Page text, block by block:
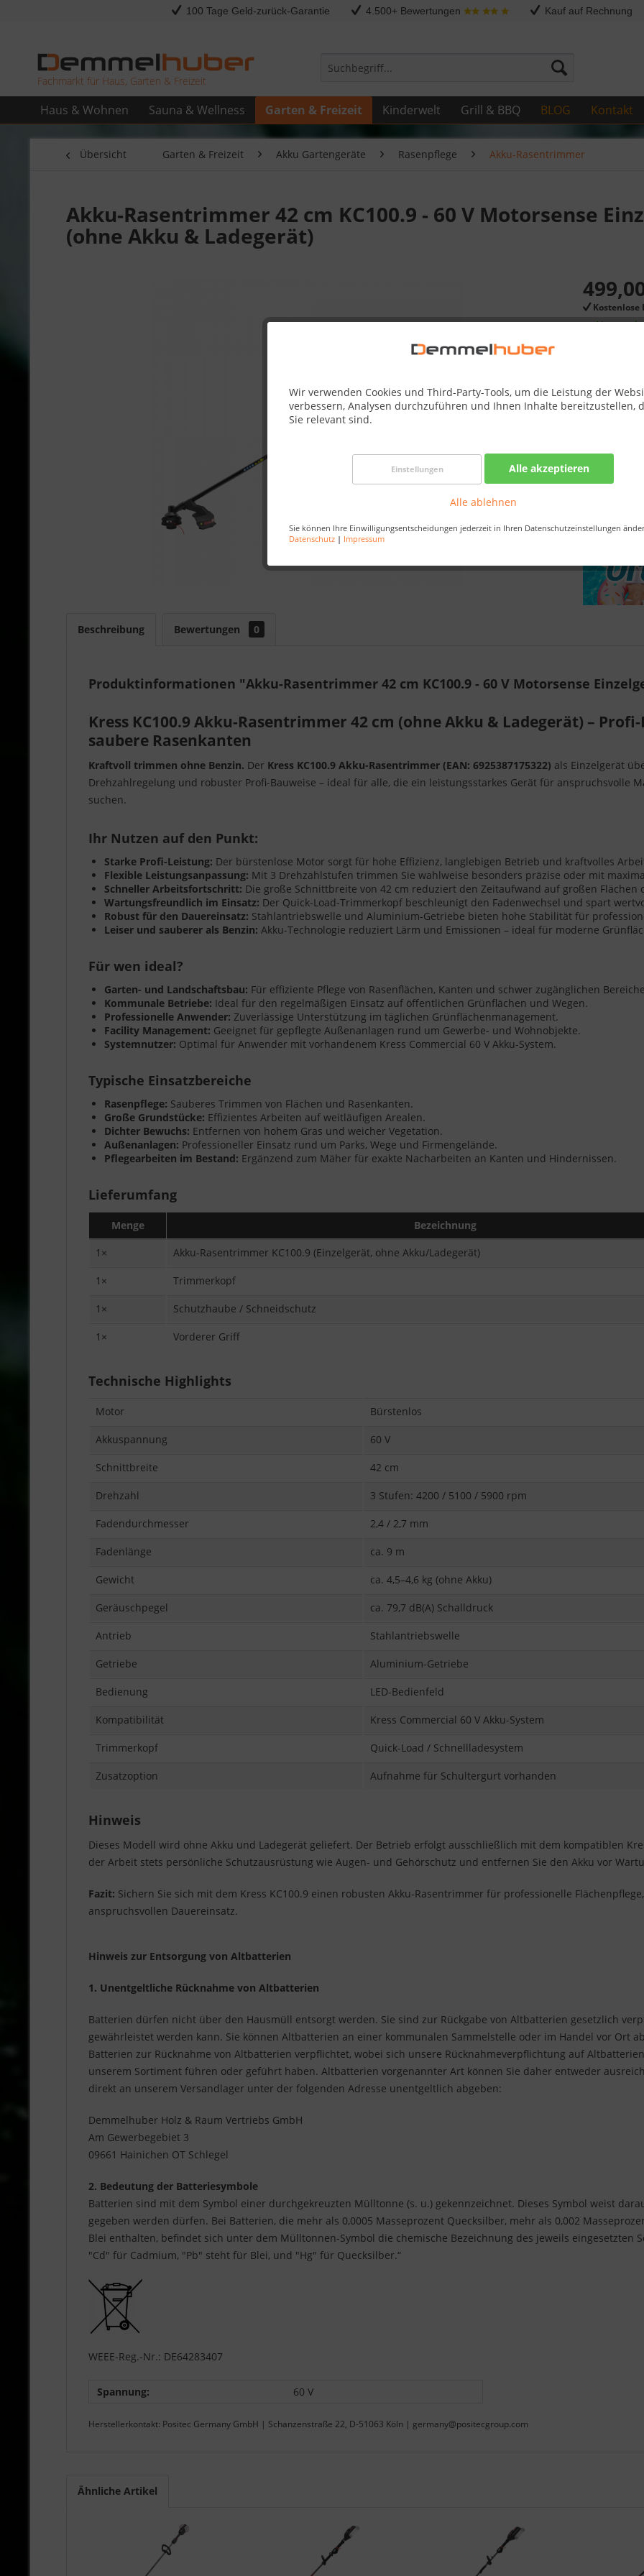
100 Tage Geld-zurück-Garantie 4.500+ Bewertungen Kauf auf Rechnung
Fachmarkt für Haus, Garten & Freizeit
Haus & Wohnen Sauna & Wellness Garten & Freizeit Kinderwelt Grill & BBQ BLOG Kontakt
Wir verwenden Cookies und Third-Party-Tools, um die Leistung der
verbessern, Analysen durchzuführen und Ihnen Inhalte bereitzustellen,
Sie relevant sind.
Einstellungen Alle akzeptieren
Alle ablehnen
Sie können Ihre Einwilligungsentscheidungen jederzeit in Ihren Datenschutzeinstellungen
Datenschutz | Impressum
Übersicht Garten & Freizeit Akku Gartengeräte Rasenpflege Akku-Rasentrimmer
Akku-Rasentrimmer 42 cm KC100.9 - 60 V Motorsense
(ohne Akku & Ladegerät)
Kostenlose
Nur noch
Bestellung
Beschreibung Bewertungen 0
Produktinformationen "Akku-Rasentrimmer 42 cm KC100.9 - 60 V Motorsense
Kress KC100.9 Akku-Rasentrimmer 42 cm (ohne Akku & Ladegerät) –
saubere Rasenkanten
Kraftvoll trimmen ohne Benzin. Der Kress KC100.9 Akku-Rasentrimmer (EAN: 6925387175322) als Einzelgerät
Drehzahlregelung und robuster Profi-Bauweise – ideal für alle, die ein leistungsstarkes Gerät für anspruchsvolle
suchen.
Ihr Nutzen auf den Punkt:
Starke Profi-Leistung: Der bürstenlose Motor sorgt für hohe Effizienz, langlebigen Betrieb und kraftvolles
Flexible Leistungsanpassung: Mit 3 Drehzahlstufen trimmen Sie wahlweise besonders präzise oder mit
Schneller Arbeitsfortschritt: Die große Schnittbreite von 42 cm reduziert den Zeitaufwand auf großen Flächen
Wartungsfreundlich im Einsatz: Der Quick-Load-Trimmerkopf beschleunigt den Fadenwechsel und spart
Robust für den Dauereinsatz: Stahlantriebswelle und Aluminium-Getriebe bieten hohe Stabilität für
Leiser und sauberer als Benzin: Akku-Technologie reduziert Lärm und Emissionen – ideal für moderne
Für wen ideal?
Garten- und Landschaftsbau: Für effiziente Pflege von Rasenflächen, Kanten und schwer zugänglichen
Kommunale Betriebe: Ideal für den regelmäßigen Einsatz auf öffentlichen Grünflächen und Wegen.
Professionelle Anwender: Zuverlässige Unterstützung im täglichen Grünflächenmanagement.
Facility Management: Geeignet für gepflegte Außenanlagen rund um Gewerbe- und Wohnobjekte.
Systemnutzer: Optimal für Anwender mit vorhandenem Kress Commercial 60 V Akku-System.
Typische Einsatzbereiche
Rasenpflege: Sauberes Trimmen von Flächen und Rasenkanten.
Große Grundstücke: Effizientes Arbeiten auf weitläufigen Arealen.
Dichter Bewuchs: Entfernen von hohem Gras und weicher Vegetation.
Außenanlagen: Professioneller Einsatz rund um Parks, Wege und Firmengelände.
Pflegearbeiten im Bestand: Ergänzend zum Mäher für exakte Nacharbeiten an Kanten und Hindernissen.
Lieferumfang
Menge
Bezeichnung
1×
Akku-Rasentrimmer KC100.9 (Einzelgerät, ohne Akku/Ladegerät)
1× Trimmerkopf
1× Schutzhaube / Schneidschutz
1× Vorderer Griff
Technische Highlights
Motor Bürstenlos
Akkuspannung 60 V
Schnittbreite 42 cm
Drehzahl 3 Stufen: 4200 / 5100 / 5900 rpm
Fadendurchmesser 2,4 / 2,7 mm
Fadenlänge ca. 9 m
Gewicht ca. 4,5–4,6 kg (ohne Akku)
Geräuschpegel ca. 79,7 dB(A) Schalldruck
Antrieb Stahlantriebswelle
Getriebe Aluminium-Getriebe
Bedienung LED-Bedienfeld
Kompatibilität Kress Commercial 60 V Akku-System
Trimmerkopf Quick-Load / Schnellladesystem
Zusatzoption Aufnahme für Schultergurt vorhanden
Hinweis
Dieses Modell wird ohne Akku und Ladegerät geliefert. Der Betrieb erfolgt ausschließlich mit dem kompatiblen
der Arbeit stets persönliche Schutzausrüstung wie Augen- und Gehörschutz und entfernen Sie den Akku vor
Fazit: Sichern Sie sich mit dem Kress KC100.9 einen robusten Akku-Rasentrimmer für professionelle
anspruchsvollen Dauereinsatz.
Hinweis zur Entsorgung von Altbatterien
1. Unentgeltliche Rücknahme von Altbatterien
Batterien dürfen nicht über den Hausmüll entsorgt werden. Sie sind zur Rückgabe von Altbatterien gesetzlich
gewährleistet werden kann. Sie können Altbatterien an einer kommunalen Sammelstelle oder im Handel vor Ort
Batterien zur Rücknahme von Altbatterien verpflichtet, wobei sich unsere Rücknahmeverpflichtung auf
unserem Sortiment führen oder geführt haben. Altbatterien vorgenannter Art können Sie daher entweder
direkt an unserem Versandlager unter der folgenden Adresse unentgeltlich abgeben:
Demmelhuber Holz & Raum Vertriebs GmbH
Am Gewerbegebiet 3
09661 Hainichen OT Schlegel
2. Bedeutung der Batteriesymbole
Batterien sind mit dem Symbol einer durchgekreuzten Mülltonne (s. u.) gekennzeichnet. Dieses Symbol weist
gegeben werden dürfen. Bei Batterien, die mehr als 0,0005 Masseprozent Quecksilber, mehr als 0,002
Blei enthalten, befindet sich unter dem Mülltonnen-Symbol die chemische Bezeichnung des jeweils eingesetzten
"Cd" für Cadmium, "Pb" steht für Blei, und "Hg" für Quecksilber.“
WEEE-Reg.-Nr.: DE64283407
Spannung: 60 V
Herstellerkontakt: Positec Germany GmbH | Schanzenstraße 22, D-51063 Köln | germany@positecgroup.com
Ähnliche Artikel